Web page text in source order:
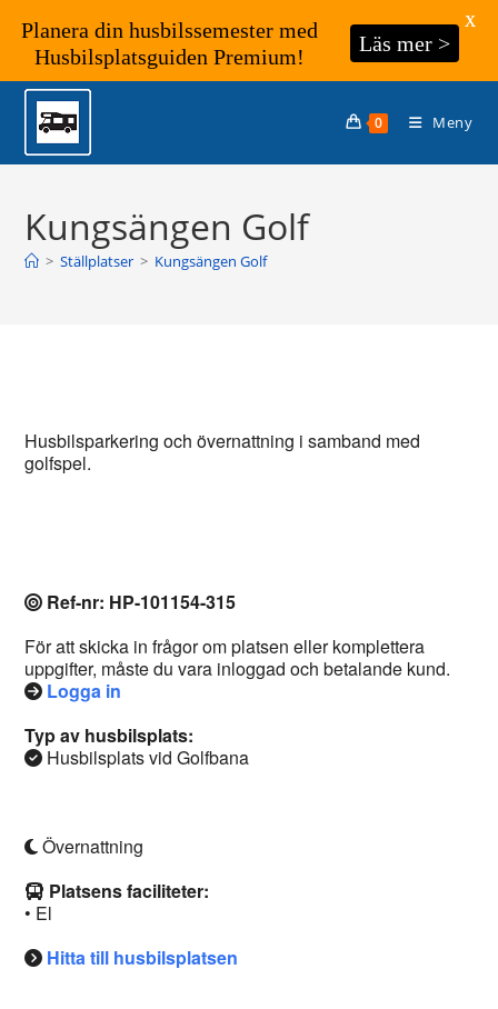
Hoppa
innehållet
0 Meny
Kungsängen Golf
> Ställplatser > Kungsängen Golf
Husbilsparkering och övernattning i samband med
golfspel.
Ref-nr: HP-101154-315
För att skicka in frågor om platsen eller komplettera
uppgifter, måste du vara inloggad och betalande kund.
Logga in
Typ av husbilsplats:
Husbilsplats vid Golfbana
Övernattning
Platsens faciliteter:
• El
Hitta till husbilsplatsen
Planera din husbilssemester med
Husbilsplatsguiden Premium!
Läs mer >
X